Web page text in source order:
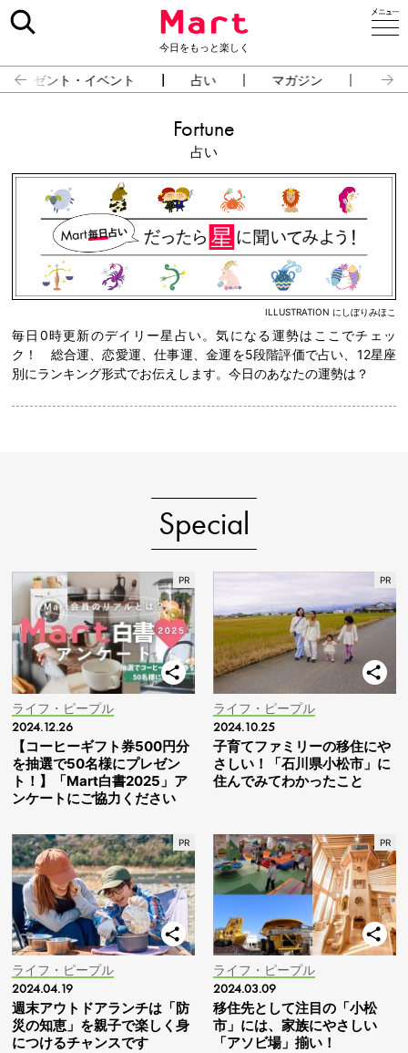
今日をもっと楽しく
プレゼント・イベント 占い マガジン 雑貨
Fortune
占い
ILLUSTRATION にしぼりみほこ
毎日0時更新のデイリー星占い。気になる運勢はここでチェッ
ク！ 総合運、恋愛運、仕事運、金運を5段階評価で占い、12星座
別にランキング形式でお伝えします。今日のあなたの運勢は？
Special
ライフ・ピープル
2024.12.26
【コーヒーギフト券500円分
を抽選で50名様にプレゼン
ト！】「Mart白書2025」ア
ンケートにご協力ください
ライフ・ピープル
2024.10.25
子育てファミリーの移住にや
さしい！「石川県小松市」に
住んでみてわかったこと
ライフ・ピープル
2024.04.19
週末アウトドアランチは「防
災の知恵」を親子で楽しく身
につけるチャンスです
ライフ・ピープル
2024.03.09
移住先として注目の「小松
市」には、家族にやさしい
「アソビ場」揃い！